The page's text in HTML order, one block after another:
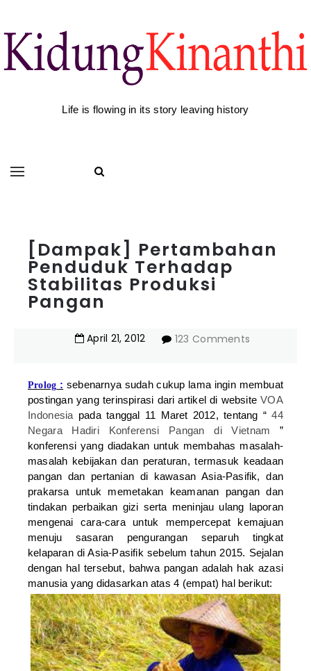
Life is flowing in its story leaving history
[Dampak] Pertambahan
Penduduk Terhadap
Stabilitas Produksi
Pangan
April 21,2012 123 Comments
Prolog : sebenarnya sudah cukup lama ingin membuat
postingan yang terinspirasi dari artikel di websiteVOA
Indonesia pada tanggal 11 Maret 2012, tentang “44
Negara Hadiri Konferensi Pangan di Vietnam ”
konferensi yang diadakan untuk membahas masalah-
masalah kebijakan dan peraturan, termasuk keadaan
pangan dan pertanian di kawasan Asia-Pasifik, dan
prakarsa untuk memetakan keamanan pangan dan
tindakan perbaikan gizi serta meninjau ulang laporan
mengenai cara-cara untuk mempercepat kemajuan
menuju sasaran pengurangan separuh tingkat
kelaparan di Asia-Pasifik sebelum tahun 2015. Sejalan
dengan hal tersebut, bahwa pangan adalah hak azasi
manusia yang didasarkan atas 4 (empat) hal berikut: